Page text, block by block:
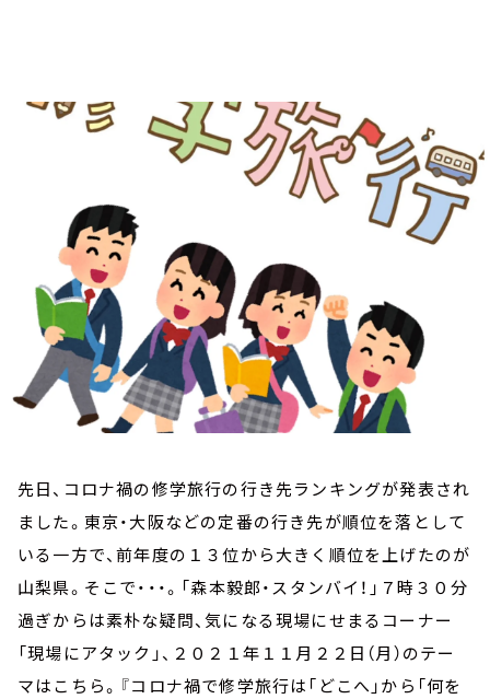
お知らせ
イベント・グッズ
先日、コロナ禍の修学旅行の行き先ランキングが発表され
ました。東京・大阪などの定番の行き先が順位を落として
いる一方で、前年度の１３位から大きく順位を上げたのが
山梨県。そこで・・・。「森本毅郎・スタンバイ！」７時３０分
過ぎからは素朴な疑問、気になる現場にせまるコーナー
「現場にアタック」、２０２１年１１月２２日（月）のテー
マはこちら。『コロナ禍で修学旅行は「どこへ」から「何を